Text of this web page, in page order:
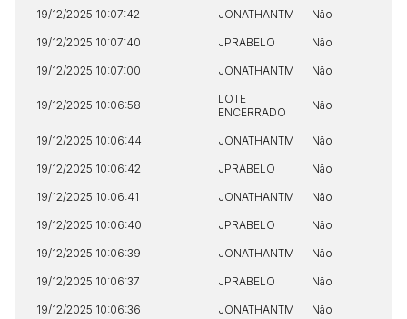
19/12/2025 10:07:42 JONATHANTM Não
19/12/2025 10:07:40 JPRABELO Não
19/12/2025 10:07:00 JONATHANTM Não
19/12/2025 10:06:58
LOTE
ENCERRADO
Não
19/12/2025 10:06:44 JONATHANTM Não
19/12/2025 10:06:42 JPRABELO Não
19/12/2025 10:06:41 JONATHANTM Não
19/12/2025 10:06:40 JPRABELO Não
19/12/2025 10:06:39 JONATHANTM Não
19/12/2025 10:06:37 JPRABELO Não
19/12/2025 10:06:36 JONATHANTM Não
Envie sua Proposta
Usuário
Clique aqui para fazer login
Habilite-se para efetuar lances ou